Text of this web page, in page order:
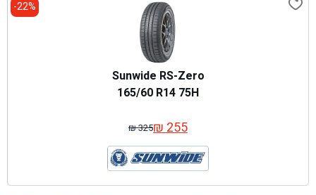
22%-
Sunwide RS-Zero
165/60 R14 75H
₪325
המחיר
המקורי
היה:
₪ 325.
₪255 המחיר
הנוכחי
הוא:
₪ 255.